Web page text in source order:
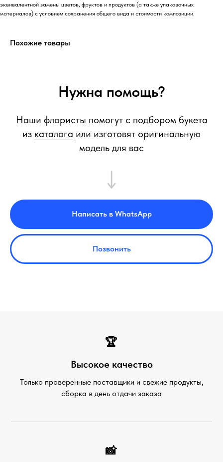
эквивалентной замены цветов, фруктов и продуктов (а также упаковочных
материалов) с условием сохранения общего вида и стоимости композиции.
Похожие товары
Нужна помощь?
Наши флористы помогут с подбором букета
из каталога или изготовят оригинальную
модель для вас
Написать в WhatsApp
Позвонить
🏆
Высокое качество
Только проверенные поставщики и свежие продукты,
сборка в день отдачи заказа
📸